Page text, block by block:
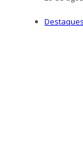
Destaques